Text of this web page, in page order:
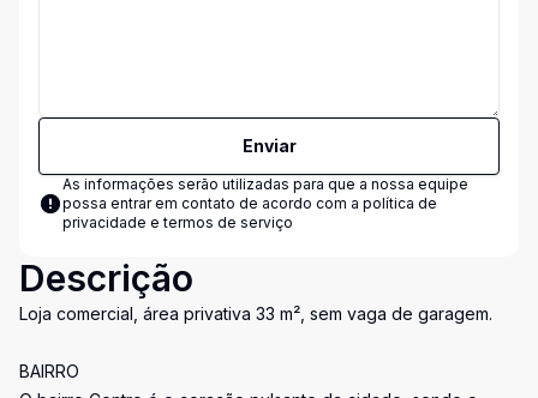
Enviar
As informações serão utilizadas para que a nossa equipe
possa entrar em contato de acordo com a política de
privacidade e termos de serviço
Descrição
Loja comercial, área privativa 33 m², sem vaga de garagem.
BAIRRO